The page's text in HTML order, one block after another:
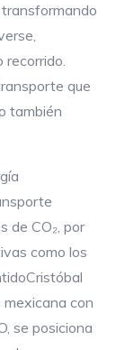
recorrido.
que
también
de CO₂, por
como los
con
se posiciona